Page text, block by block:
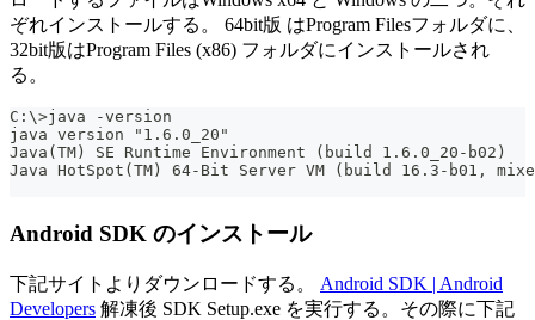
ぞれインストールする。 64bit版 はProgram Filesフォルダに、
32bit版はProgram Files (x86) フォルダにインストールされ
る。
C:\>java -version
java version "1.6.0_20"
Java(TM) SE Runtime Environment (build 1.6.0_20-b02)
Java HotSpot(TM) 64-Bit Server VM (build 16.3-b01,
Android SDK のインストール
下記サイトよりダウンロードする。 Android SDK | Android
Developers 解凍後 SDK Setup.exe を実行する。その際に下記